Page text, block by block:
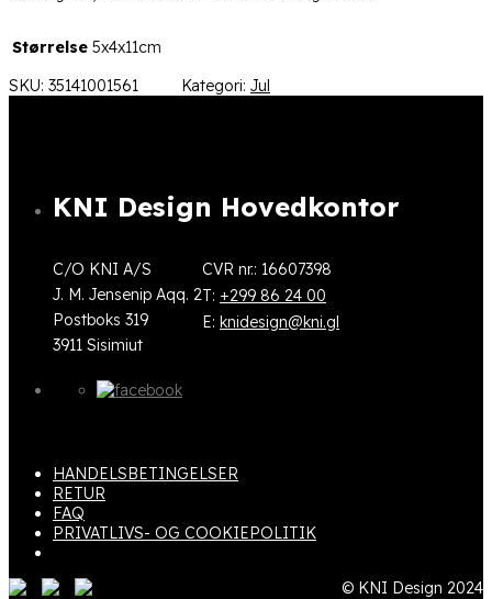
Størrelse 5x4x11cm
SKU: 35141001561 Kategori: Jul
KNI Design Hovedkontor
C/O KNI A/S
J. M. Jensenip Aqq. 2
Postboks 319
3911 Sisimiut
CVR nr.: 16607398
T: +299 86 24 00
E: knidesign@kni.gl
HANDELSBETINGELSER
RETUR
FAQ
PRIVATLIVS- OG COOKIEPOLITIK
© KNI Design 2024